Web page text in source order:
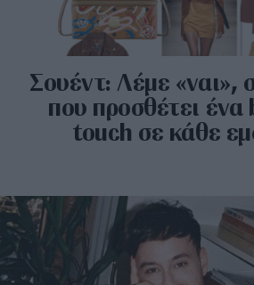
Σουέντ: Λέμε «ναι»,
που προσθέτει
touch σε κάθε